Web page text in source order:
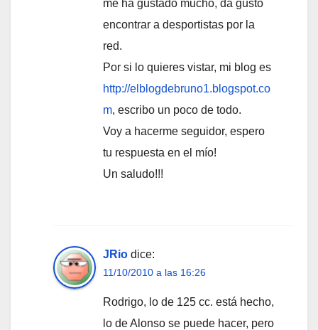
me ha gustado mucho, da gusto
encontrar a desportistas por la
red.
Por si lo quieres vistar, mi blog es
http://elblogdebruno1.blogspot.co
m, escribo un poco de todo.
Voy a hacerme seguidor, espero
tu respuesta en el mío!
Un saludo!!!
JRio dice:
11/10/2010 a las 16:26
Rodrigo, lo de 125 cc. está hecho,
lo de Alonso se puede hacer, pero